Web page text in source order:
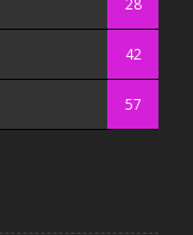
42
57